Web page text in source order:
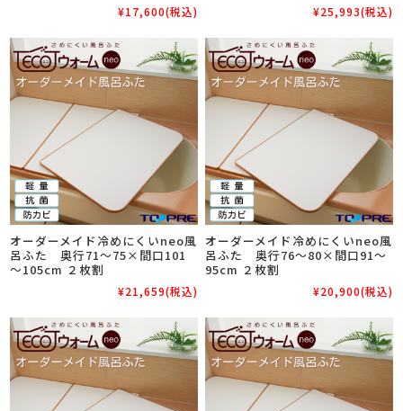
¥17,600(税込) ¥25,993(税込)
オーダーメイド冷めにくいneo風
呂ふた 奥行71～75×間口101
～105cm ２枚割
¥21,659(税込)
オーダーメイド冷めにくいneo風
呂ふた 奥行76～80×間口91～
95cm ２枚割
¥20,900(税込)